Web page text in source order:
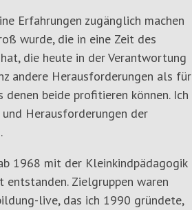
Erfahrungen zugänglich machen
wurde, die in eine Zeit des
die heute in der Verantwortung
andere Herausforderungen als für
beide profitieren können. Ich
Herausforderungen der
1968 mit der Kleinkindpädagogik
Zielgruppen waren
live, das ich 1990 gründete,